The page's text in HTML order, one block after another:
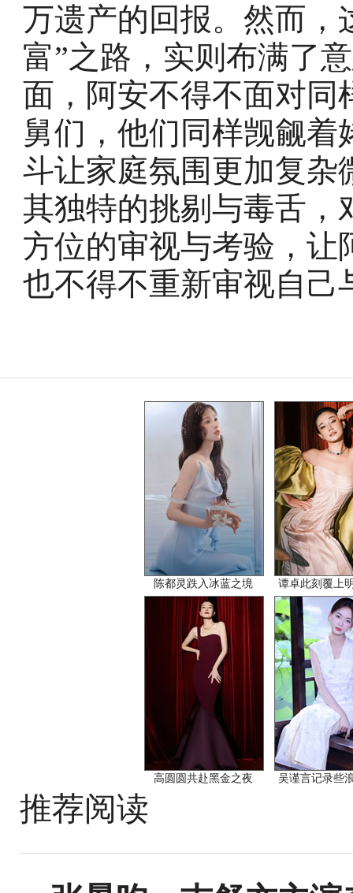
万遗产的回报。然而，
富”之路，实则布满了
面，阿安不得不面对同
舅们，他们同样觊觎
斗让家庭氛围更加复杂
其独特的挑剔与毒舌，
方位的审视与考验，让
也不得不重新审视自己
陈都灵跌入冰蓝之境 谭卓此刻覆上
高圆圆共赴黑金之夜 吴谨言记录些
推荐阅读